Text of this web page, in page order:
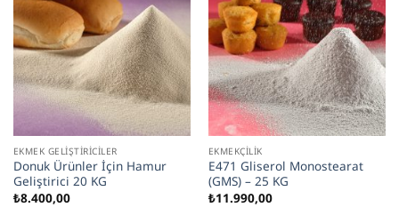
EKMEK GELIŞTIRICILER
Donuk Ürünler İçin Hamur
Geliştirici 20 KG
₺8.400,00
EKMEKÇILIK
E471 Gliserol Monostearat
(GMS) – 25 KG
₺11.990,00